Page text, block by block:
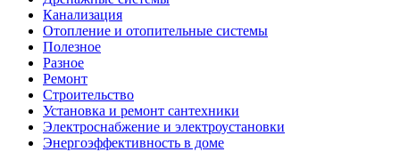
Канализация
Отопление и отопительные системы
Полезное
Разное
Ремонт
Строительство
Установка и ремонт сантехники
Электроснабжение и электроустановки
Энергоэффективность в доме